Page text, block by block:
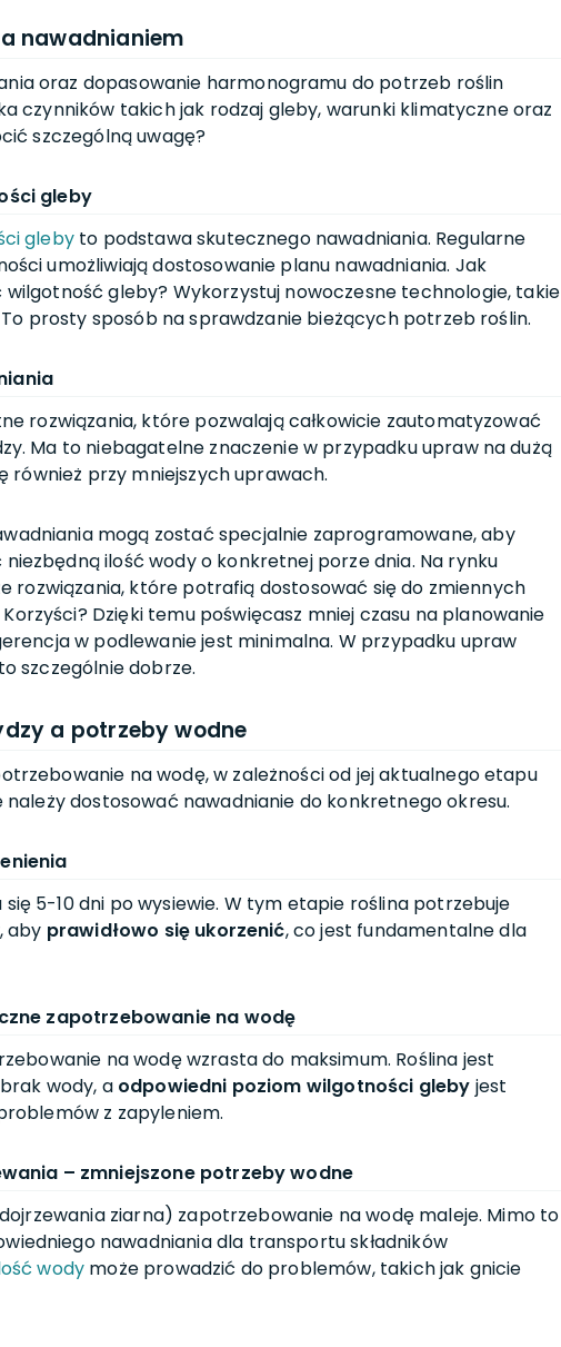
nawadnianiem
oraz dopasowanie harmonogramu do potrzeb roślin
czynników takich jak rodzaj gleby, warunki klimatyczne oraz
szczególną uwagę?
gleby
glebyto podstawa skutecznego nawadniania. Regularne
umożliwiają dostosowanie planu nawadniania. Jak
gleby? Wykorzystuj nowoczesne technologie, takie
To prosty sposób na sprawdzanie bieżących potrzeb roślin.
rozwiązania, które pozwalają całkowicie zautomatyzować
Ma to niebagatelne znaczenie w przypadku upraw na dużą
również przy mniejszych uprawach.
mogą zostać specjalnie zaprogramowane, aby
ilość wody o konkretnej porze dnia. Na rynku
rozwiązania, które potrafią dostosować się do zmiennych
Dzięki temu poświęcasz mniej czasu na planowanie
w podlewanie jest minimalna. W przypadku upraw
szczególnie dobrze.
a potrzeby wodne
na wodę, w zależności od jej aktualnego etapu
należy dostosować nawadnianie do konkretnego okresu.
5-10 dni po wysiewie. W tym etapie roślina potrzebuje
aby prawidłowo się ukorzenić, co jest fundamentalne dla
zapotrzebowanie na wodę
na wodę wzrasta do maksimum. Roślina jest
wody, a odpowiedni poziom wilgotności gleby jest
z zapyleniem.
– zmniejszone potrzeby wodne
ziarna) zapotrzebowanie na wodę maleje. Mimo to
nawadniania dla transportu składników
wody może prowadzić do problemów, takich jak gnicie